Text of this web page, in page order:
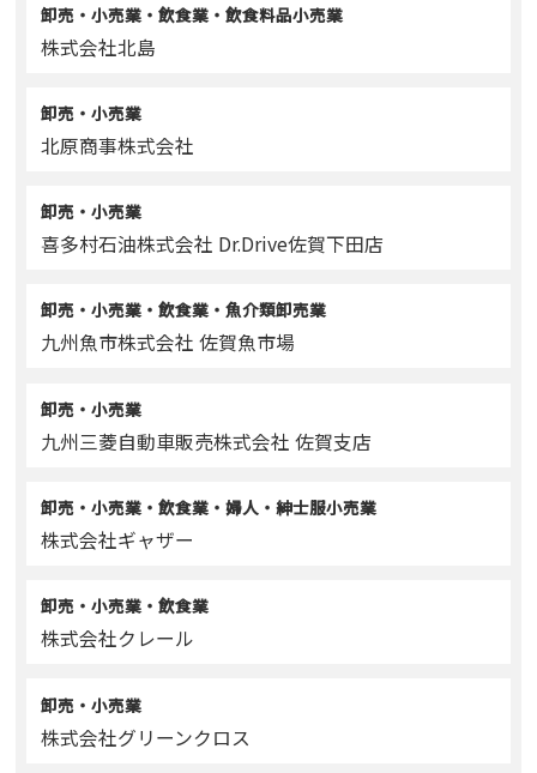
卸売・小売業・飲食業・飲食料品小売業
株式会社北島
卸売・小売業
北原商事株式会社
卸売・小売業
喜多村石油株式会社 Dr.Drive佐賀下田店
卸売・小売業・飲食業・魚介類卸売業
九州魚市株式会社 佐賀魚市場
卸売・小売業
九州三菱自動車販売株式会社 佐賀支店
卸売・小売業・飲食業・婦人・紳士服小売業
株式会社ギャザー
卸売・小売業・飲食業
株式会社クレール
卸売・小売業
株式会社グリーンクロス